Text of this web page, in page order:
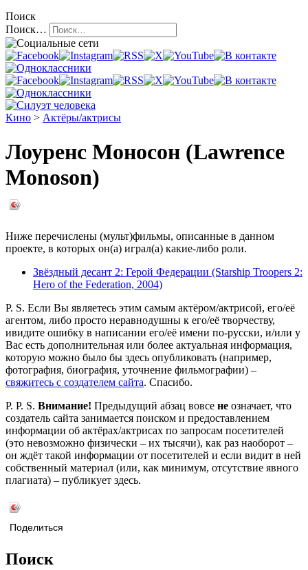
Поиск
Поиск…
Кино > Актёры/актрисы
Лоуренс Моносон (Lawrence
Monoson)
Ниже перечислены (мульт)фильмы, описанные в данном
проекте, в которых он(а) играл(а) какие-либо роли.
Звёздный десант 2: Герой Федерации (Starship Troopers 2:
Hero of the Federation, 2004)
P. S. Если Вы являетесь этим самым актёром/актрисой, его/её
агентом, либо просто неравнодушны к его/её творчеству,
ивидите ошибку в написании его/её имени по-русски, и/или у
Вас есть дополнительная или более актуальная информация,
которую можно было бы здесь опубликовать (например,
фотография, биография, уточнение фильмографии) –
свяжитесь с создателем сайта. Спасибо.
P. P. S. Внимание! Предыдущий абзац вовсе не означает, что
создатель сайта занимается поиском и предоставлением
информации об актёрах/актрисах по запросам посетителей
(это невозможно физически – их тысячи), как раз наоборот –
он ждёт такой информации от посетителей и если видит в ней
собственный материал (или, как минимум, отсутствие явного
плагиата) – публикует здесь.
Поделиться
Поиск